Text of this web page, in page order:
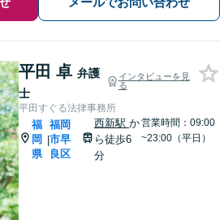
平田 卓 弁護
士
インタビューを見
る
平田すぐる法律事務所
福
岡
県
|
福岡
市早
良区
西新駅 か
ら徒歩6
分
営業時間：09:00
~23:00（平日）